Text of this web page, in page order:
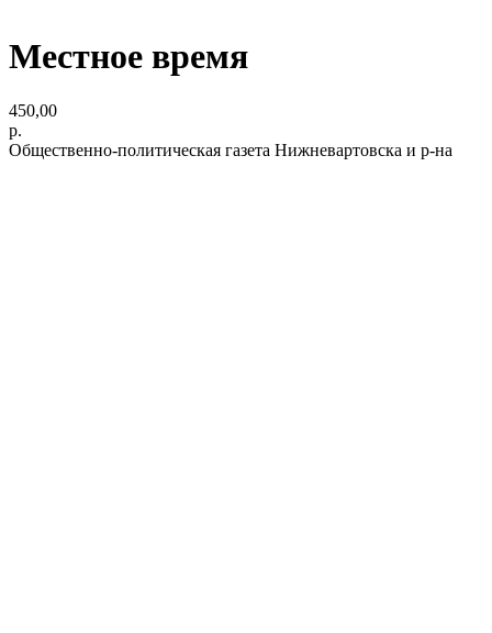
Местное время
450,00
р.
Общественно-политическая газета Нижневартовска и р-на